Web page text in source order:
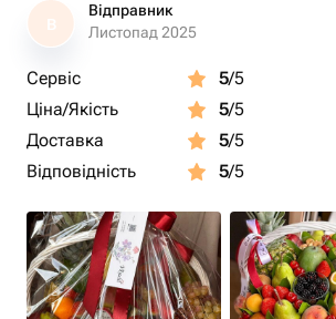
В
Відправник
Листопад 2025
Сервіс 5/5
Ціна/Якість
5/5
Доставка
5/5
Відповідність
5/5